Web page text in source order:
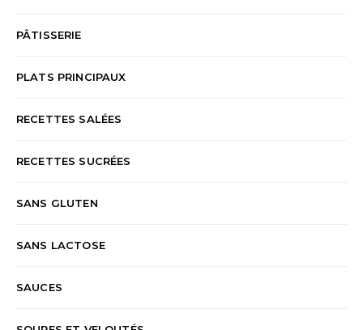
PÂTISSERIE
PLATS PRINCIPAUX
RECETTES SALÉES
RECETTES SUCRÉES
SANS GLUTEN
SANS LACTOSE
SAUCES